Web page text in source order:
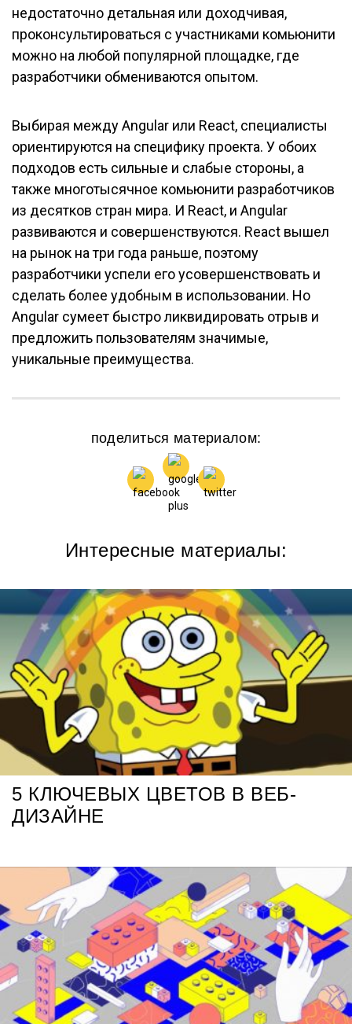
недостаточно детальная или доходчивая,
проконсультироваться с участниками комьюнити
можно на любой популярной площадке, где
разработчики обмениваются опытом.
Выбирая между Angular или React, специалисты
ориентируются на специфику проекта. У обоих
подходов есть сильные и слабые стороны, а
также многотысячное комьюнити разработчиков
из десятков стран мира. И React, и Angular
развиваются и совершенствуются. React вышел
на рынок на три года раньше, поэтому
разработчики успели его усовершенствовать и
сделать более удобным в использовании. Но
Angular сумеет быстро ликвидировать отрыв и
предложить пользователям значимые,
уникальные преимущества.
поделиться материалом:
Интересные материалы:
5 КЛЮЧЕВЫХ ЦВЕТОВ В ВЕБ-
ДИЗАЙНЕ